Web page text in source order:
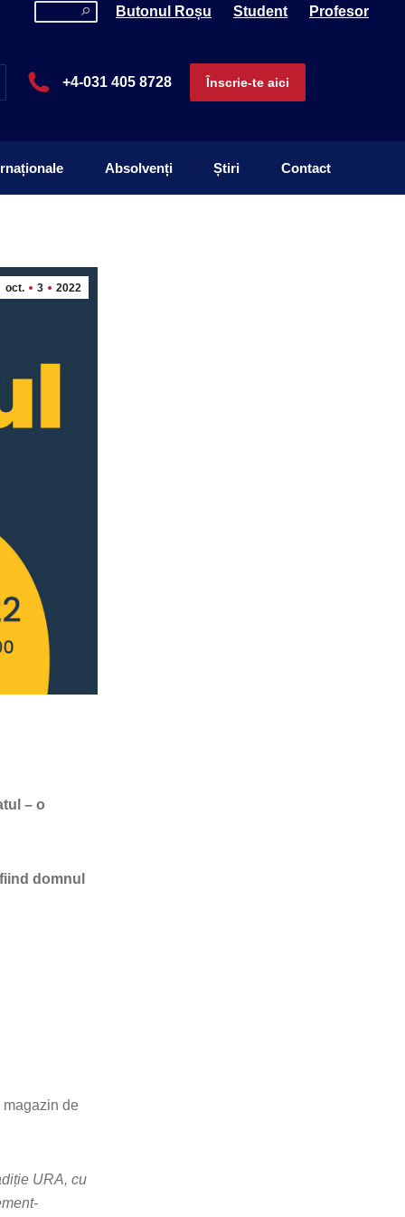
Search: Butonul Roșu Student Profesor
+4-031 405 8728 Înscrie-te aici
Absolvenți Știri Contact
oct. 3 2022
– o
domnul
magazin de
URA, cu